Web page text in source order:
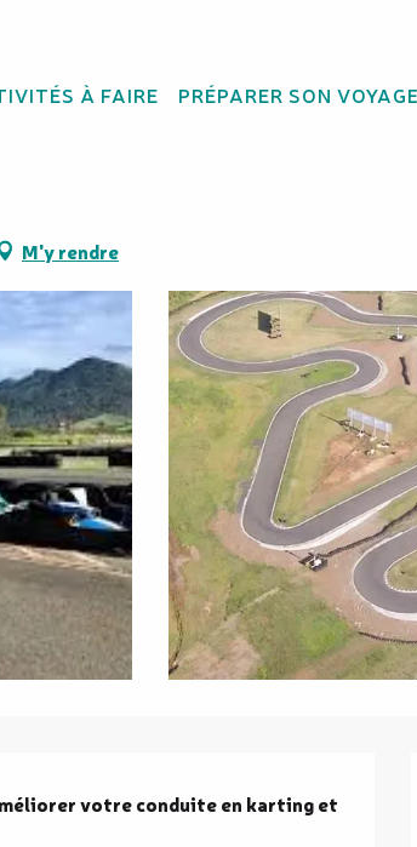
À FAIRE PRÉPARER SON VOYAGE
- Karting
M'y rendre
votre conduite en karting et